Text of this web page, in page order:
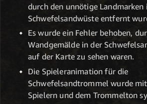
durch den unnötige Landmarken
Schwefelsandwüste entfernt
Es wurde ein Fehler behoben,
Wandgemälde in der
auf der Karte zu sehen waren.
Die Spieleranimation für die
Schwefelsandtrommel wurde
Spielern und dem Trommelton